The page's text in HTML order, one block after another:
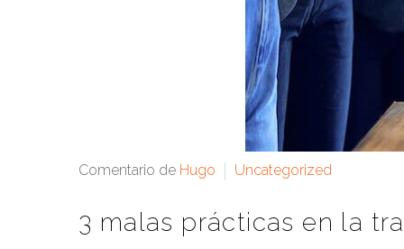
Comentario de Hugo Uncategorized
3 malas prácticas en la